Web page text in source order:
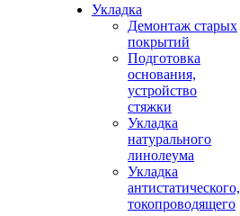
Укладка
Демонтаж старых
покрытий
Подготовка
основания,
устройство
стяжки
Укладка
натурального
линолеума
Укладка
антистатического,
токопроводящего